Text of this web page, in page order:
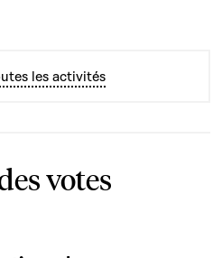
les activités
votes